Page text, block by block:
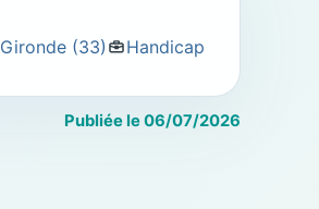
Gironde (33) Handicap
Publiée le 06/07/2026